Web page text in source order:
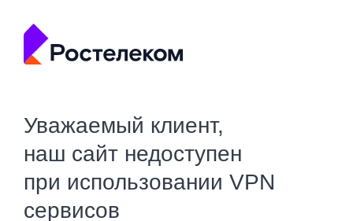
Уважаемый клиент,
наш сайт недоступен
при использовании VPN
сервисов